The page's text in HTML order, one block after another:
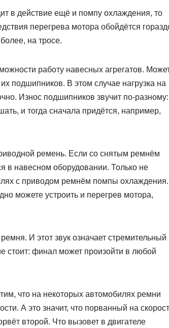
в действие ещё и помпу охлаждения, то
перегрева мотора обойдётся
на тросе.
работу навесных агрегатов.
подшипников. В этом случае нагрузка на
Износ подшипников звучит по-разному:
и тогда сначала придётся, например,
ремень. Если со снятым ремнём
в навесном оборудовании. Только не
с приводом ремнём помпы охлаждения.
можете устроить и перегрев мотора,
И этот звук означает стремительный
стоит: финал может произойти в любой
что на некоторых автомобилях ремни
А это значит, что порванный на
второй. Что вызовет в двигателе